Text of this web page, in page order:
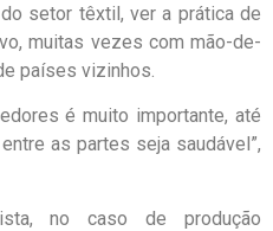
setor têxtil, ver a prática de
muitas vezes com mão-de-
países vizinhos.
é muito importante, até
as partes seja saudável”,
no caso de produção